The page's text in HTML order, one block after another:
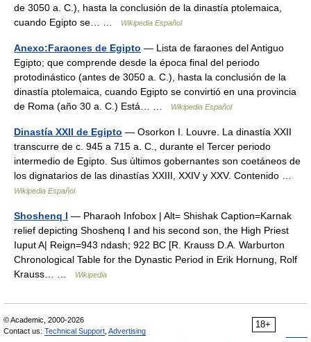
de 3050 a. C.), hasta la conclusión de la dinastía ptolemaica,
cuando Egipto se… …
Wikipedia Español
Anexo:Faraones de Egipto — Lista de faraones del Antiguo
Egipto; que comprende desde la época final del periodo
protodinástico (antes de 3050 a. C.), hasta la conclusión de la
dinastía ptolemaica, cuando Egipto se convirtió en una provincia
de Roma (año 30 a. C.) Está… …
Wikipedia Español
Dinastía XXII de Egipto — Osorkon I. Louvre. La dinastía XXII
transcurre de c. 945 a 715 a. C., durante el Tercer periodo
intermedio de Egipto. Sus últimos gobernantes son coetáneos de
los dignatarios de las dinastías XXIII, XXIV y XXV. Contenido …
Wikipedia Español
Shoshenq I — Pharaoh Infobox | Alt= Shishak Caption=Karnak
relief depicting Shoshenq I and his second son, the High Priest
Iuput A| Reign=943 ndash; 922 BC [R. Krauss D.A. Warburton
Chronological Table for the Dynastic Period in Erik Hornung, Rolf
Krauss… …
Wikipedia
18+
© Academic, 2000-2026
Contact us: Technical Support Advertising